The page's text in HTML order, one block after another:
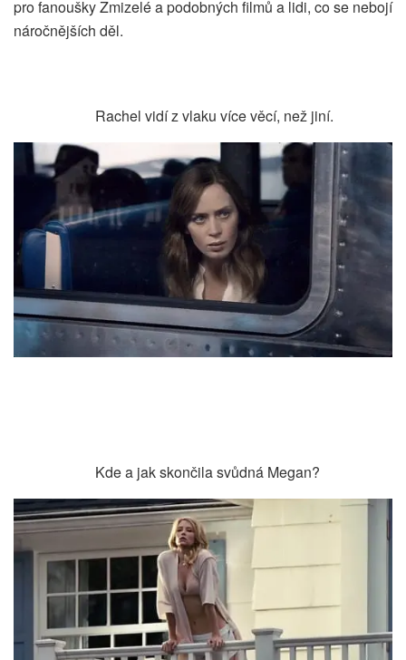
pro fanoušky Zmizelé a podobných filmů a lidi, co se nebojí
náročnějších děl.
Rachel vidí z vlaku více věcí, než jiní.
Kde a jak skončila svůdná Megan?